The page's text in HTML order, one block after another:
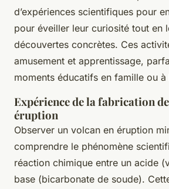
d’expériences scientifiques pour
pour éveiller leur curiosité tout en
découvertes concrètes. Ces
amusement et apprentissage,
moments éducatifs en famille ou à
Expérience de la fabrication
éruption
Observer un volcan en éruption
comprendre le phénomène
réaction chimique entre un acide
base (bicarbonate de soude).